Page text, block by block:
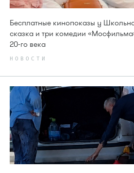
Бесплатные кинопоказы у
сказка и три комедии
20-го века
НОВОСТИ